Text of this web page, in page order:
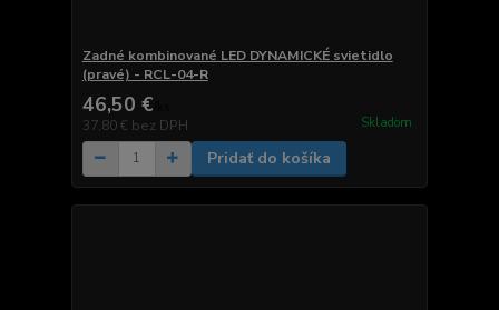
Zadné kombinované LED DYNAMICKÉ svietidlo
(pravé) - RCL-04-R
46,50 €
37,80 € bez DPH Skladom
Pridať do košíka